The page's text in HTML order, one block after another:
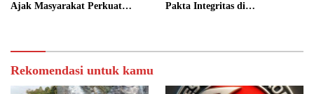
Ajak Masyarakat Perkuat
Pakta Integritas di
Rekomendasi untuk kamu